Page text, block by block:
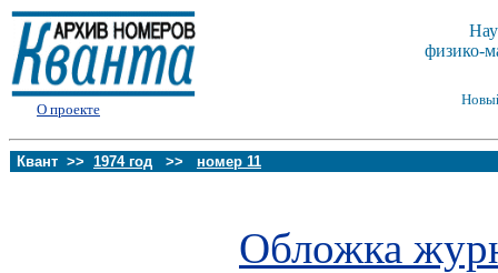
О проекте
физико-
Квант >> 1974 год >> номер 11
Обложка